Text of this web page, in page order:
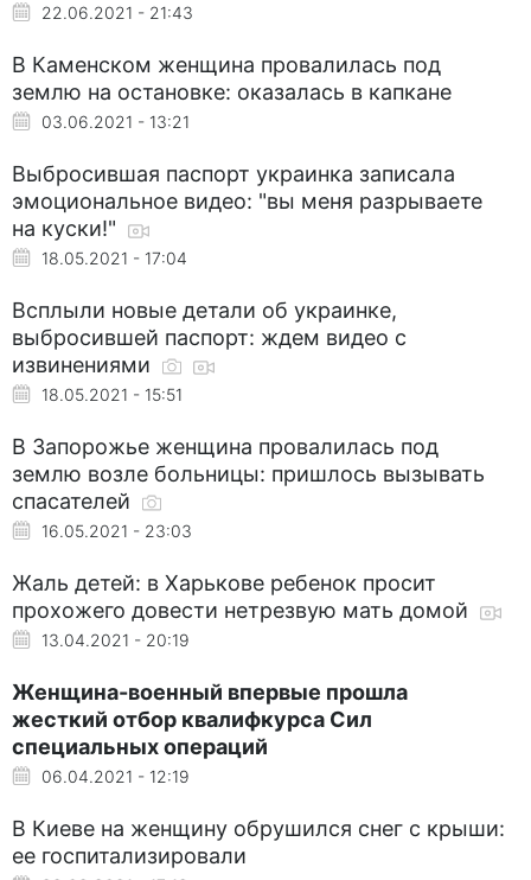
22.06.2021 - 21:43
В Каменском женщина провалилась под
землю на остановке: оказалась в капкане
03.06.2021 - 13:21
Выбросившая паспорт украинка записала
эмоциональное видео: "вы меня разрываете
на куски!"
18.05.2021 - 17:04
Всплыли новые детали об украинке,
выбросившей паспорт: ждем видео с
извинениями
18.05.2021 - 15:51
В Запорожье женщина провалилась под
землю возле больницы: пришлось вызывать
спасателей
16.05.2021 - 23:03
Жаль детей: в Харькове ребенок просит
прохожего довести нетрезвую мать домой
13.04.2021 - 20:19
Женщина-военный впервые прошла
жесткий отбор квалифкурса Сил
специальных операций
06.04.2021 - 12:19
В Киеве на женщину обрушился снег с крыши:
ее госпитализировали